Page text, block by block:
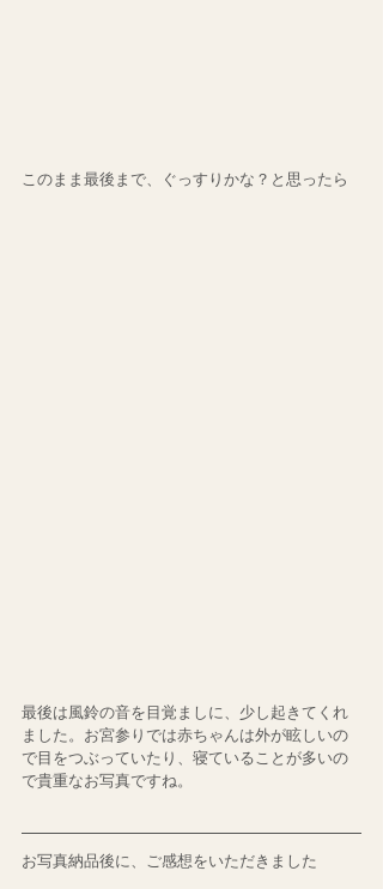
このまま最後まで、ぐっすりかな？と思ったら
最後は風鈴の音を目覚ましに、少し起きてくれ
ました。お宮参りでは赤ちゃんは外が眩しいの
で目をつぶっていたり、寝ていることが多いの
で貴重なお写真ですね。
お写真納品後に、ご感想をいただきました